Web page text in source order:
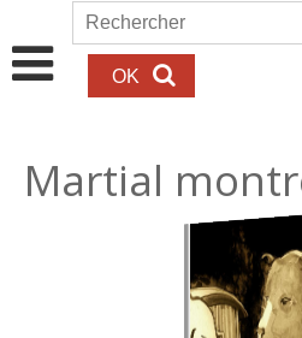
Aller au contenu principal
Formulaire de
Rechercher
Martial